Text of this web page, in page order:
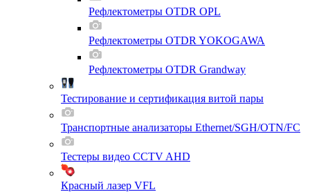
Рефлектометры OTDR OPL
Рефлектометры OTDR YOKOGAWA
Рефлектометры OTDR Grandway
Тестирование и сертификация витой пары
Транспортные анализаторы Ethernet/SGH/OTN/FC
Тестеры видео CCTV AHD
Красный лазер VFL